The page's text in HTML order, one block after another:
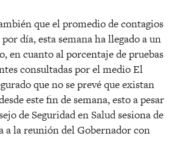
que el promedio de contagios
día, esta semana ha llegado a un
en cuanto al porcentaje de pruebas
consultadas por el medio El
que no se prevé que existan
este fin de semana, esto a pesar
de Seguridad en Salud sesiona de
a la reunión del Gobernador con